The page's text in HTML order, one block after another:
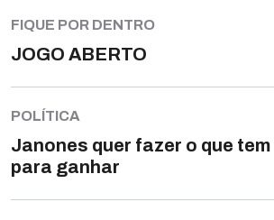
FIQUE POR DENTRO
JOGO ABERTO
POLÍTICA
Janones quer fazer o que
para ganhar